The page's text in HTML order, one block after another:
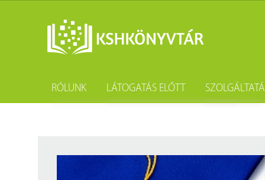
RÓLUNK LÁTOGATÁS ELŐTT
Közösségi szolgálat Kötészet és